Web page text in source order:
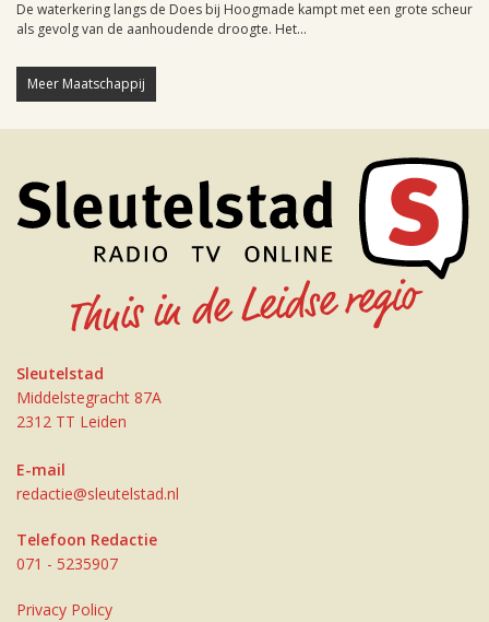
De waterkering langs de Does bij Hoogmade kampt met een grote scheur
als gevolg van de aanhoudende droogte. Het...
Meer Maatschappij
Sleutelstad
Middelstegracht 87A
2312 TT Leiden
E-mail
redactie@sleutelstad.nl
Telefoon Redactie
071 - 5235907
Privacy Policy